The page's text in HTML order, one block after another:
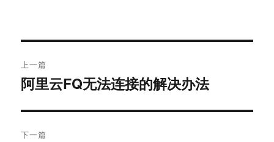
章
上一篇
上
文
章：
阿里云FQ无法连接的解决办法
下一篇